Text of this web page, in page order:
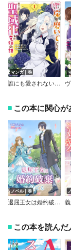
マンガ｜巻
誰にも愛されないので床を磨いていたらそこが聖域化した令嬢の話（コミック）
この本に関心
ノベル｜巻
退屈王女は婚約破棄を企てる
この本を読ん